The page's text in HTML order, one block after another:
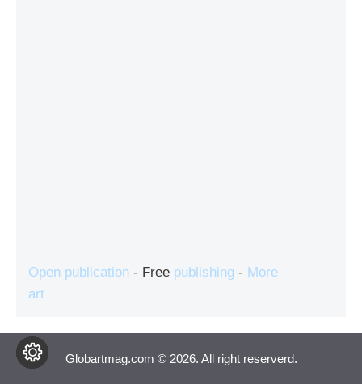
Open publication - Free publishing - More
art
Globartmag.com © 2026. All right reserverd.